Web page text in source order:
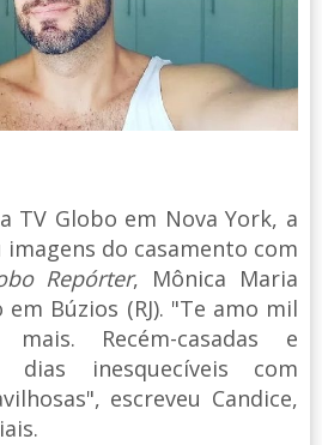
TV Globo em Nova York, a
do casamento com
Repórter, Mônica Maria
Búzios (RJ). "Te amo mil
Recém-casadas e
dias inesquecíveis com
escreveu Candice,